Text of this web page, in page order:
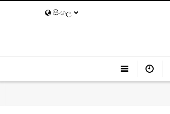
සිංහල